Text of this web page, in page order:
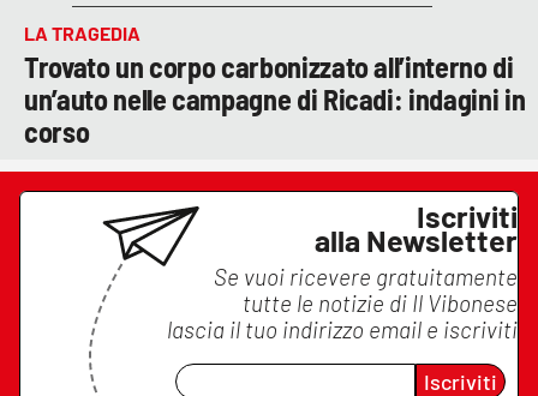
LA TRAGEDIA
Trovato un corpo carbonizzato all’interno di
un’auto nelle campagne di Ricadi: indagini in
corso
Iscriviti
alla Newsletter
Se vuoi ricevere gratuitamente
tutte le notizie di Il Vibonese
lascia il tuo indirizzo email e iscriviti
Iscriviti